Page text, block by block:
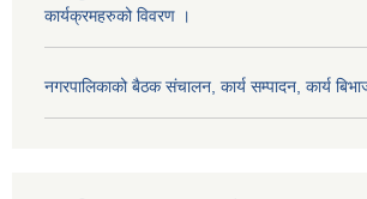
कार्यक्रमहरुको विवरण ।
नगरपालिकाको बैठक संचालन, कार्य सम्पादन, कार्य